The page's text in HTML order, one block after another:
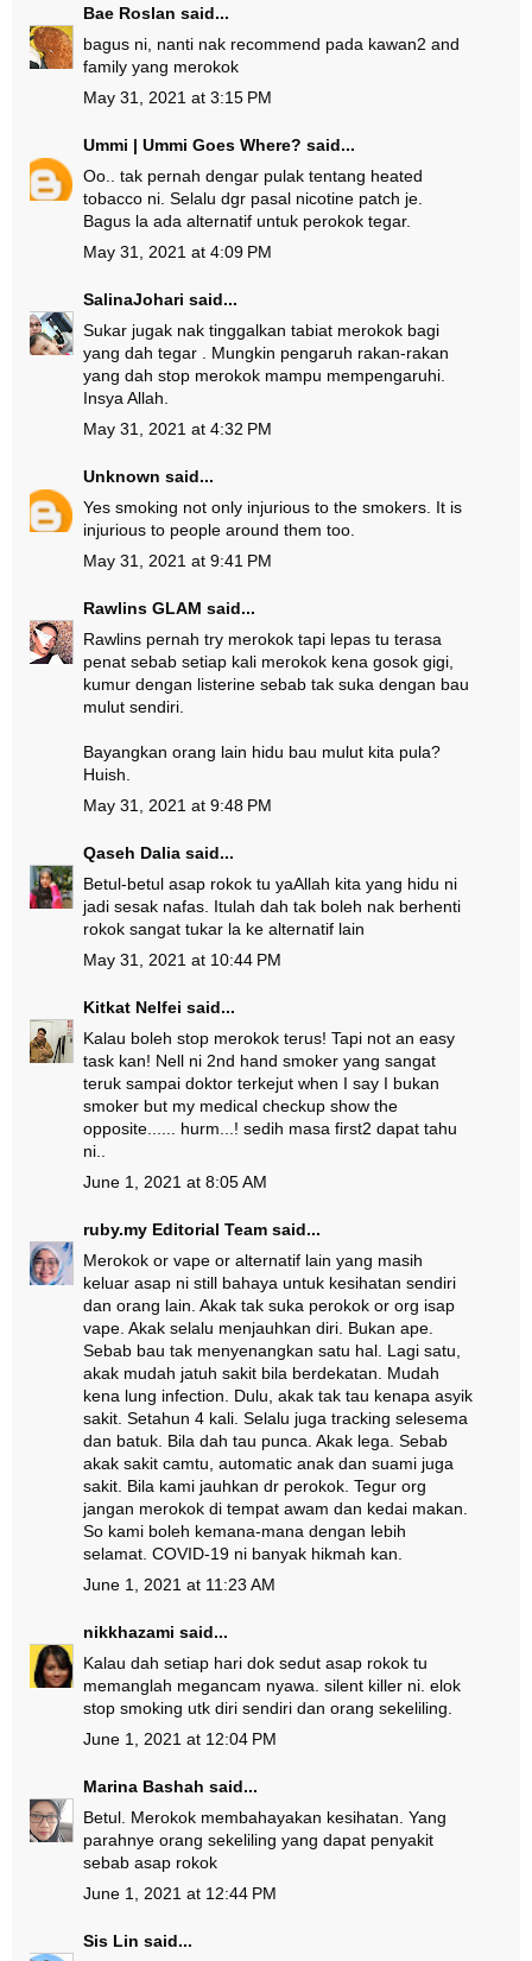
Bae Roslan said...
bagus ni, nanti nak recommend pada kawan2 and
family yang merokok
May 31, 2021 at 3:15 PM
Ummi | Ummi Goes Where? said...
Oo.. tak pernah dengar pulak tentang heated
tobacco ni. Selalu dgr pasal nicotine patch je.
Bagus la ada alternatif untuk perokok tegar.
May 31, 2021 at 4:09 PM
SalinaJohari said...
Sukar jugak nak tinggalkan tabiat merokok bagi
yang dah tegar . Mungkin pengaruh rakan-rakan
yang dah stop merokok mampu mempengaruhi.
Insya Allah.
May 31, 2021 at 4:32 PM
Unknown said...
Yes smoking not only injurious to the smokers. It is
injurious to people around them too.
May 31, 2021 at 9:41 PM
Rawlins GLAM said...
Rawlins pernah try merokok tapi lepas tu terasa
penat sebab setiap kali merokok kena gosok gigi,
kumur dengan listerine sebab tak suka dengan bau
mulut sendiri.
Bayangkan orang lain hidu bau mulut kita pula?
Huish.
May 31, 2021 at 9:48 PM
Qaseh Dalia said...
Betul-betul asap rokok tu yaAllah kita yang hidu ni
jadi sesak nafas. Itulah dah tak boleh nak berhenti
rokok sangat tukar la ke alternatif lain
May 31, 2021 at 10:44 PM
Kitkat Nelfei said...
Kalau boleh stop merokok terus! Tapi not an easy
task kan! Nell ni 2nd hand smoker yang sangat
teruk sampai doktor terkejut when I say I bukan
smoker but my medical checkup show the
opposite...... hurm...! sedih masa first2 dapat tahu
ni..
June 1, 2021 at 8:05 AM
ruby.my Editorial Team said...
Merokok or vape or alternatif lain yang masih
keluar asap ni still bahaya untuk kesihatan sendiri
dan orang lain. Akak tak suka perokok or org isap
vape. Akak selalu menjauhkan diri. Bukan ape.
Sebab bau tak menyenangkan satu hal. Lagi satu,
akak mudah jatuh sakit bila berdekatan. Mudah
kena lung infection. Dulu, akak tak tau kenapa asyik
sakit. Setahun 4 kali. Selalu juga tracking selesema
dan batuk. Bila dah tau punca. Akak lega. Sebab
akak sakit camtu, automatic anak dan suami juga
sakit. Bila kami jauhkan dr perokok. Tegur org
jangan merokok di tempat awam dan kedai makan.
So kami boleh kemana-mana dengan lebih
selamat. COVID-19 ni banyak hikmah kan.
June 1, 2021 at 11:23 AM
nikkhazami said...
Kalau dah setiap hari dok sedut asap rokok tu
memanglah megancam nyawa. silent killer ni. elok
stop smoking utk diri sendiri dan orang sekeliling.
June 1, 2021 at 12:04 PM
Marina Bashah said...
Betul. Merokok membahayakan kesihatan. Yang
parahnye orang sekeliling yang dapat penyakit
sebab asap rokok
June 1, 2021 at 12:44 PM
Sis Lin said...